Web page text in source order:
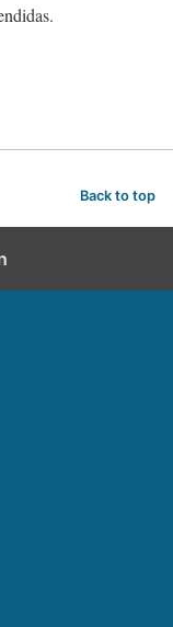
Back to top